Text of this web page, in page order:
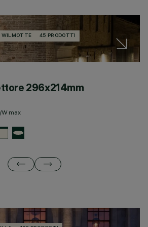
WILMOTTE 45 PRODOTTI
296x214mm
max